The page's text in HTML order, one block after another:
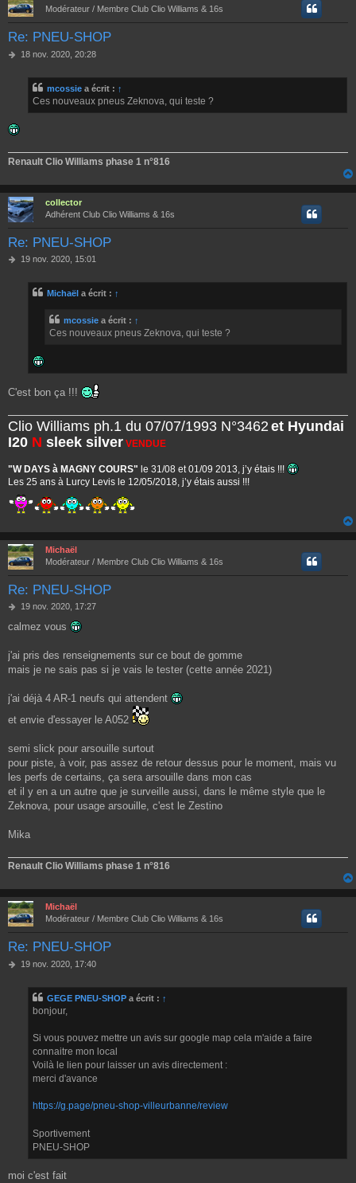
Modérateur / Membre Club Clio Williams & 16s
Re: PNEU-SHOP
M
e
18 nov. 2020, 20:28
mcossie a écrit : ↑
Ces nouveaux pneus Zeknova, qui teste ?
Renault Clio Williams phase 1 n°816
collector
Adhérent Club Clio Williams & 16s
Re: PNEU-SHOP
M19 nov. 2020, 15:01
Michaël a écrit : ↑
mcossie a écrit : ↑
Ces nouveaux pneus Zeknova, qui teste ?
C'est bon ça !!!
Clio Williams ph.1 du 07/07/1993 N°3462 et Hyundai
I20 N sleek silver VENDUE
"W DAYS à MAGNY COURS" le 31/08 et 01/09 2013, j’y étais !!!
Les 25 ans à Lurcy Levis le 12/05/2018, j’y étais aussi !!!
Michaël
Modérateur / Membre Club Clio Williams & 16s
Re: PNEU-SHOP
M
s
a
g
19 nov. 2020, 17:27
calmez vous
j'ai pris des renseignements sur ce bout de gomme
mais je ne sais pas si je vais le tester (cette année 2021)
j'ai déjà 4 AR-1 neufs qui attendent
et envie d'essayer le A052
semi slick pour arsouille surtout
pour piste, à voir, pas assez de retour dessus pour le moment, mais vu
les perfs de certains, ça sera arsouille dans mon cas
et il y en a un autre que je surveille aussi, dans le même style que le
Zeknova, pour usage arsouille, c'est le Zestino
Mika
Renault Clio Williams phase 1 n°816
Michaël
Modérateur / Membre Club Clio Williams & 16s
Re: PNEU-SHOP
M19 nov. 2020, 17:40
GEGE PNEU-SHOP a écrit : ↑
bonjour,
Si vous pouvez mettre un avis sur google map cela m'aide a faire
connaitre mon local
Voilà le lien pour laisser un avis directement :
merci d'avance
https://g.page/pneu-shop-villeurbanne/review
Sportivement
PNEU-SHOP
moi c'est fait